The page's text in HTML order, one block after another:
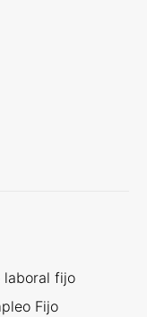
laboral fijo
Fijo